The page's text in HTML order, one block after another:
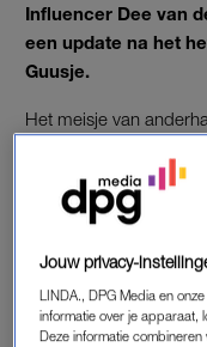
Influencer Dee van
een update na het
Guusje.
Het meisje van
moest daarvoor een
DEE VAN DER
Zelf omschrijft ze het
‘waarvan je hoopt dat
Jouw privacy-
LINDA., DPG Media en
informatie over je apparaat,
Deze informatie